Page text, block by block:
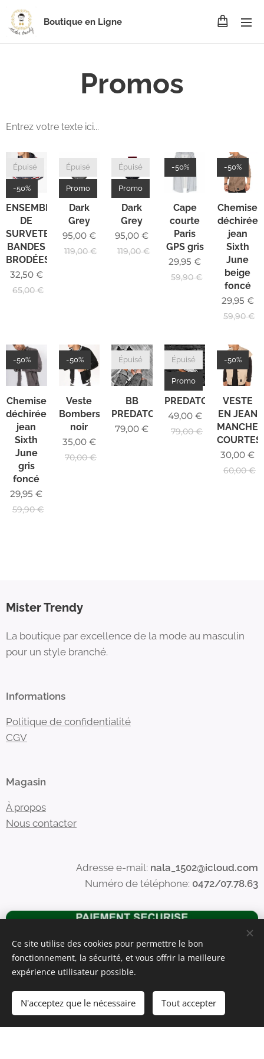
Boutique en Ligne
Promos
Entrez votre texte ici...
ENSEMBLE
DE
SURVETEMENT
BANDES
BRODÉES
Épuisé
-50%
32,50€
65,00€
Dark
Grey
Épuisé
Promo
95,00€
119,00€
Dark
Grey
Épuisé
Promo
95,00 €
119,00€
Cape
courte
Paris
GPS gris
-50%
29,95 €
59,90€
Chemise
déchirée
jean
Sixth
June
beige
foncé
-50%
29,95 €
59,90€
Chemise
déchirée
jean
Sixth
June
gris
foncé
-50%
29,95 €
59,90€
Veste
Bombers
noir
-50%
35,00€
70,00€
BB
PREDATOR
Épuisé
79,00 €
PREDATOR001
Épuisé
Promo
49,00€
79,00€
VESTE
EN JEAN
MANCHES
COURTES
-50%
30,00 €
60,00€
Mister Trendy
La boutique par excellence de la mode au masculin
pour un style branché.
Informations
Politique de confidentialité
CGV
Magasin
À propos
Nous contacter
Adresse e-mail: nala_1502@icloud.com
Numéro de téléphone: 0472/07.78.63
Optimisé par Webnode
Créez votre site web gratuitement ! Commencer
Ce site utilise des cookies pour permettre le bon
fonctionnement, la sécurité, et vous offrir la meilleure
expérience utilisateur possible.
N'acceptez que le nécessaire Tout accepter